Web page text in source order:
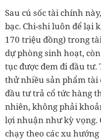
Sau cú sốc tài chính
bạc. Chi-shi luôn để lại
170 triệu đồng) trong
dự phòng sinh hoạt,
tục được đem đi đầu tư.
thử nhiều sản phẩm
đầu tư trả cổ tức hàng
nhiên, không phải
lợi nhuận như kỳ vọng.
chạy theo các xu